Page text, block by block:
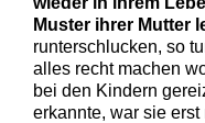
Muster ihrer Mutter
runterschlucken, so
alles recht machen
bei den Kindern
erkannte, war sie